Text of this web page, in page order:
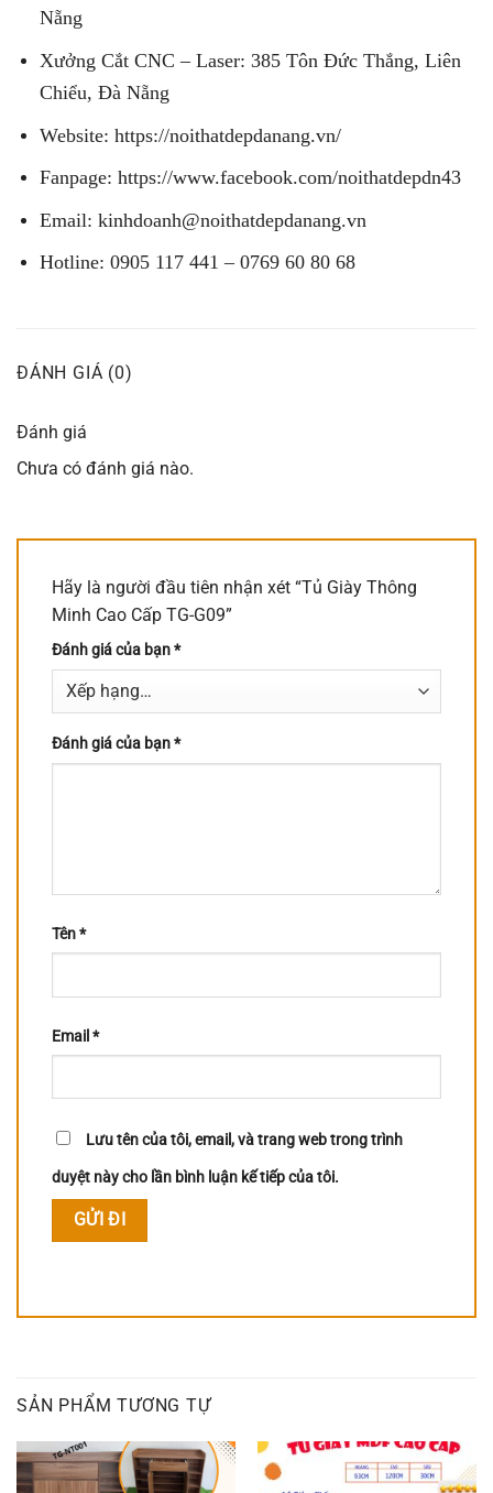
Nẵng
Xưởng Cắt CNC – Laser: 385 Tôn Đức Thắng, Liên
Chiểu, Đà Nẵng
Website: https://noithatdepdanang.vn/
Fanpage: https://www.facebook.com/noithatdepdn43
Email: kinhdoanh@noithatdepdanang.vn
Hotline: 0905 117 441 – 0769 60 80 68
ĐÁNH GIÁ (0)
Đánh giá
Chưa có đánh giá nào.
Hãy là người đầu tiên nhận xét “Tủ Giày Thông
Minh Cao Cấp TG-G09”
Đánh giá của bạn*
Đánh giá của bạn*
Tên*
Email *
Lưu tên của tôi, email, và trang web trong trình
duyệt này cho lần bình luận kế tiếp của tôi.
SẢN PHẨM TƯƠNG TỰ